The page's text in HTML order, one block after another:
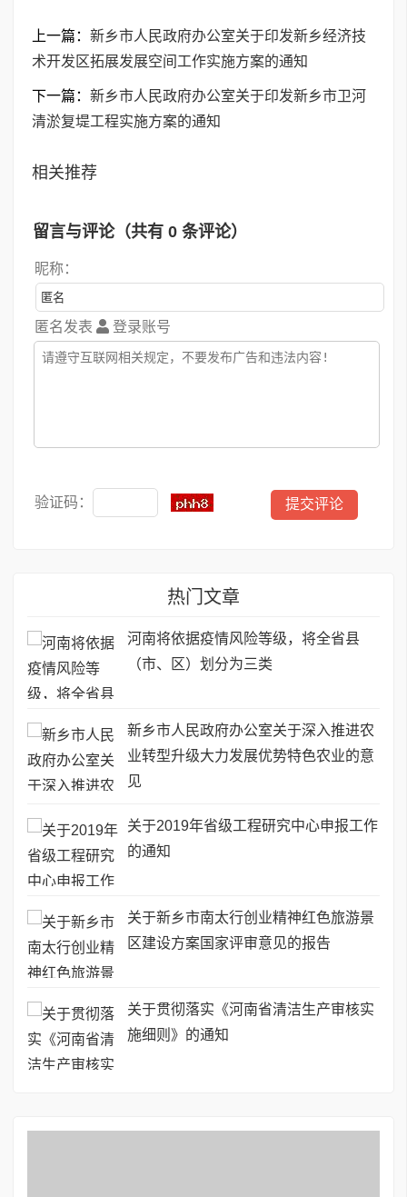
上一篇： 新乡市人民政府办公室关于印发新乡经济技
术开发区拓展发展空间工作实施方案的通知
下一篇： 新乡市人民政府办公室关于印发新乡市卫河
清淤复堤工程实施方案的通知
相关推荐
留言与评论（共有 0 条评论）
昵称：
匿名发表 登录账号
验证码：
热门文章
河南将依据疫情风险等级，将全省县
（市、区）划分为三类
新乡市人民政府办公室关于深入推进农
业转型升级大力发展优势特色农业的意
见
关于2019年省级工程研究中心申报工作
的通知
关于新乡市南太行创业精神红色旅游景
区建设方案国家评审意见的报告
关于贯彻落实《河南省清洁生产审核实
施细则》的通知